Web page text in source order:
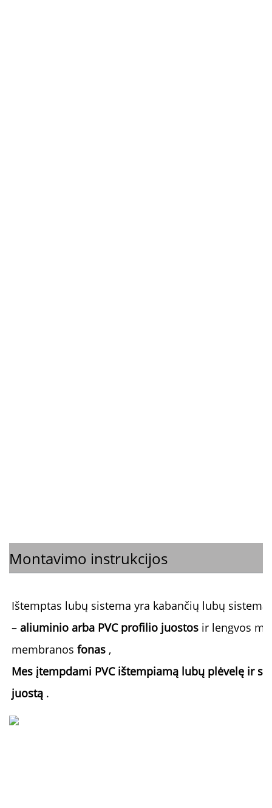
Montavimo instrukcijos
Ištemptas lubų sistema yra kabančių lubų
– aliuminio arba PVC profilio juostos ir lengvos
membranos fonas ,
Mes įtempdami PVC ištempiamą lubų plėvelę ir
juostą .